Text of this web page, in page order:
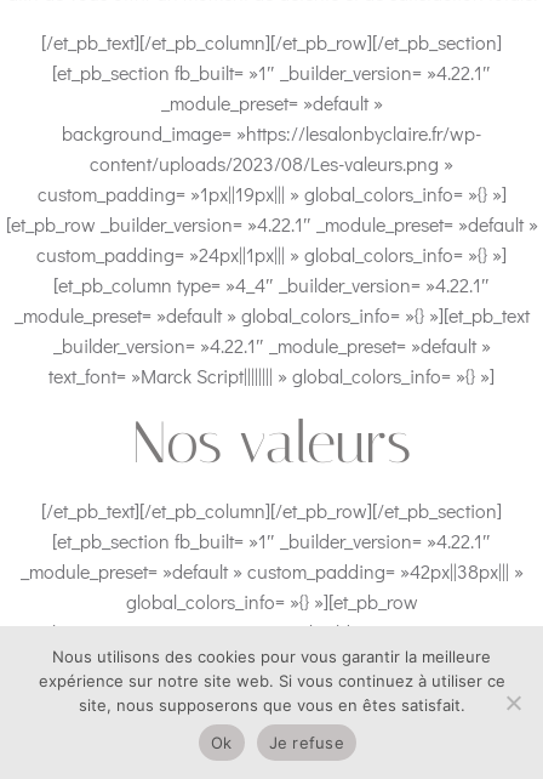
[/et_pb_text][/et_pb_column][/et_pb_row][/et_pb_section]
[et_pb_section fb_built= »1″ _builder_version= »4.22.1″
_module_preset= »default »
background_image= »https://lesalonbyclaire.fr/wp-
content/uploads/2023/08/Les-valeurs.png »
custom_padding= »1px||19px||| » global_colors_info= »{} »]
[et_pb_row _builder_version= »4.22.1″ _module_preset= »default »
custom_padding= »24px||1px||| » global_colors_info= »{} »]
[et_pb_column type= »4_4″ _builder_version= »4.22.1″
_module_preset= »default » global_colors_info= »{} »][et_pb_text
_builder_version= »4.22.1″ _module_preset= »default »
text_font= »Marck Script|||||||| » global_colors_info= »{} »]
Nos valeurs
[/et_pb_text][/et_pb_column][/et_pb_row][/et_pb_section]
[et_pb_section fb_built= »1″ _builder_version= »4.22.1″
_module_preset= »default » custom_padding= »42px||38px||| »
global_colors_info= »{} »][et_pb_row
column_structure= »1_3,1_3,1_3″ _builder_version= »4.22.1″
_module_preset= »default » global_colors_info= »{} »]
[et_pb_column type= »1_3″ _builder_version= »4.22.1″
_module_preset= »default » global_colors_info= »{} »][et_pb_image
src= »https://lesalonbyclaire.fr/wp-
Nous utilisons des cookies pour vous garantir la meilleure
expérience sur notre site web. Si vous continuez à utiliser ce
site, nous supposerons que vous en êtes satisfait.
Ok
Je refuse